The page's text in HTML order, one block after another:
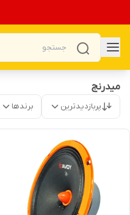
میدرنج
پربازدیدترین برندها